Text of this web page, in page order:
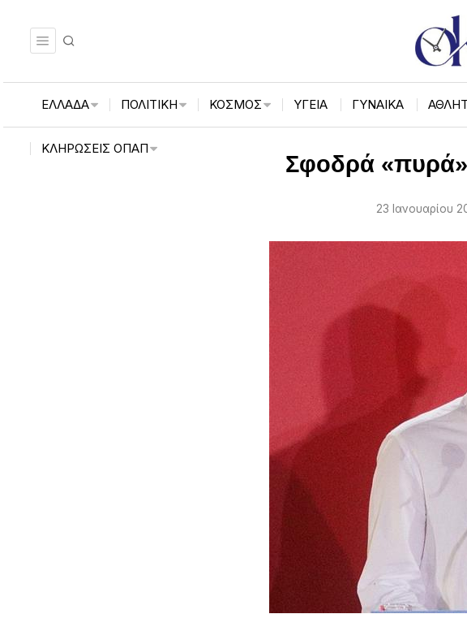
ΕΛΛΑΔΑ ΠΟΛΙΤΙΚΗ ΚΟΣΜΟΣ ΥΓΕΙΑ ΓΥΝΑΙΚΑ
ΚΛΗΡΏΣΕΙΣ ΟΠΑΠ
Σφοδρά
23 Ιανουαρίου